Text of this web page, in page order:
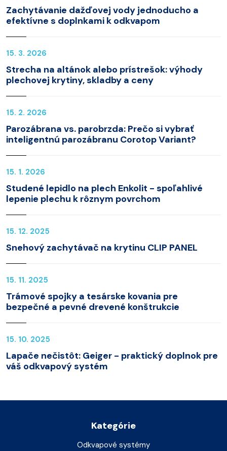
Zachytávanie dažďovej vody jednoducho a
efektívne s doplnkami k odkvapom
15. 3. 2026
Strecha na altánok alebo prístrešok: výhody
plechovej krytiny, skladby a ceny
15. 2. 2026
Parozábrana vs. parobrzda: Prečo si vybrať
inteligentnú parozábranu Corotop Variant?
15. 1. 2026
Studené lepidlo na plech Enkolit - spoľahlivé
lepenie plechu k rôznym povrchom
15. 12. 2025
Snehový zachytávač na krytinu CLIP PANEL
15. 11. 2025
Trámové spojky a tesárske kovania pre
bezpečné a pevné drevené konštrukcie
15. 10. 2025
Lapače nečistôt: Geiger - praktický doplnok pre
váš odkvapový systém
Kategórie
Odkvapové systémy